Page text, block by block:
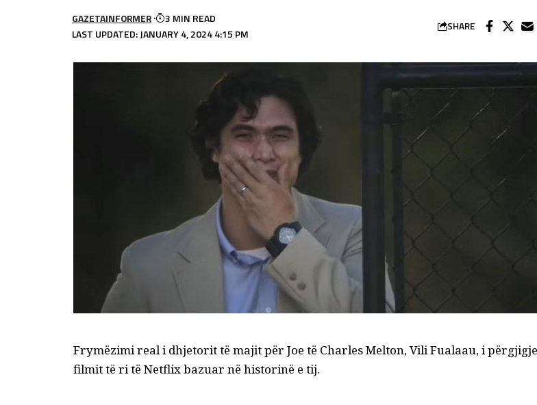
LAST UPDATED: JANUARY 4, 2024 4:15 PM
GAZETAINFORMER 3 MIN READ
SHARE
Frymëzimi real i dhjetorit të majit për Joe të Charles Melton, Vili Fualaau, i
filmit të ri të Netflix bazuar në historinë e tij.